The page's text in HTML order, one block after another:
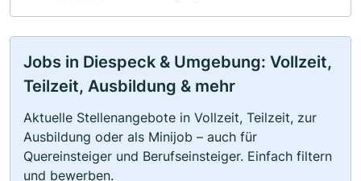
Jobs in Diespeck & Umgebung: Vollzeit,
Teilzeit, Ausbildung & mehr
Aktuelle Stellenangebote in Vollzeit, Teilzeit, zur
Ausbildung oder als Minijob – auch für
Quereinsteiger und Berufseinsteiger. Einfach filtern
und bewerben.